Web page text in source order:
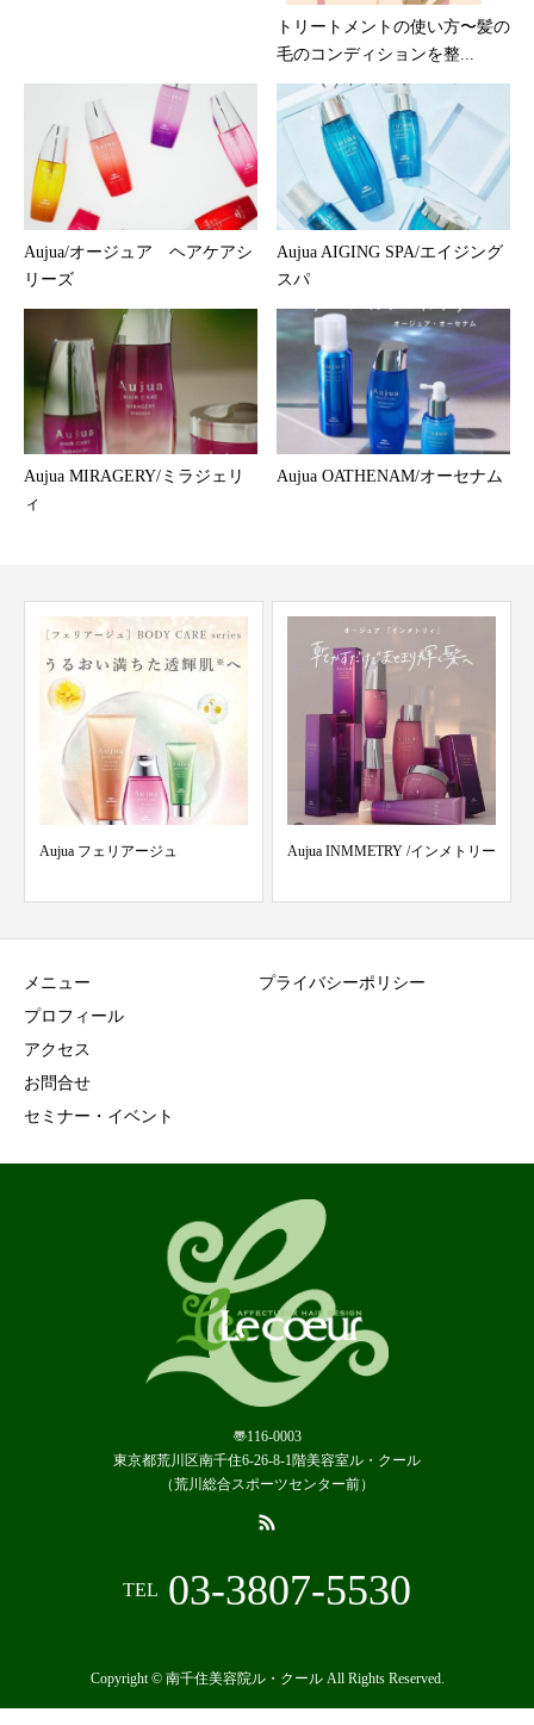
トリートメントの使い方〜髪の
毛のコンディションを整...
Aujua/オージュア ヘアケアシ
リーズ
Aujua AIGING SPA/エイジング
スパ
Aujua MIRAGERY/ミラジェリ
ィ
Aujua OATHENAM/オーセナム
Aujua フェリアージュ Aujua INMMETRY /インメトリー
メニュー
プロフィール
アクセス
お問合せ
セミナー・イベント
プライバシーポリシー
〠116-0003
東京都荒川区南千住6-26-8-1階美容室ル・クール
（荒川総合スポーツセンター前）
TEL 03-3807-5530
Copyright © 南千住美容院ル・クール All Rights Reserved.